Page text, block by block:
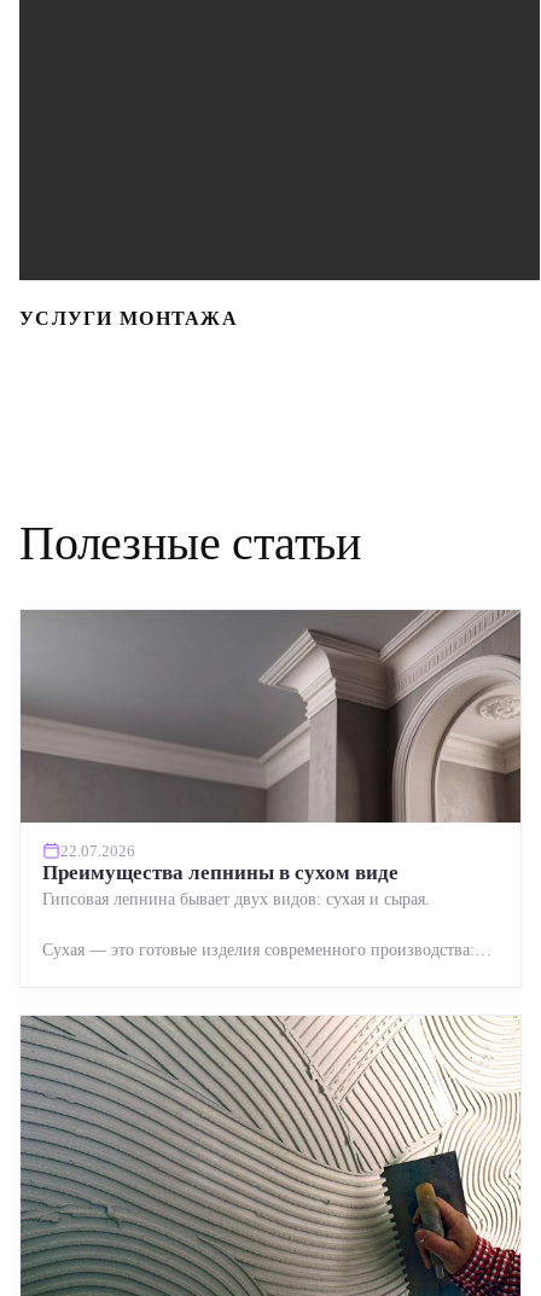
УСЛУГИ МОНТАЖА
Полезные статьи
22.07.2026
Преимущества лепнины в сухом виде
Гипсовая лепнина бывает двух видов: сухая и сырая.
Сухая — это готовые изделия современного производства: